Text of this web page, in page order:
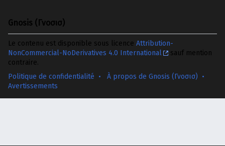
Gnosis (Γνοσισ)
Le contenu est disponible sous licence Attribution-
NonCommercial-NoDerivatives 4.0 International
sauf mention
contraire.
Politique de confidentialité
À propos de Gnosis (Γνοσισ)
Avertissements